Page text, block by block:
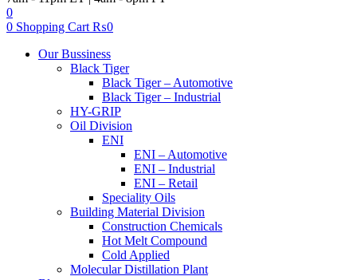
0
0 Shopping Cart ₨0
Our Bussiness
Black Tiger
Black Tiger – Automotive
Black Tiger – Industrial
HY-GRIP
Oil Division
ENI
ENI – Automotive
ENI – Industrial
ENI – Retail
Speciality Oils
Building Material Division
Construction Chemicals
Hot Melt Compound
Cold Applied
Molecular Distillation Plant